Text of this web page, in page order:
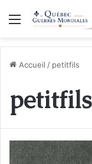
Menu
Accueil / petitfils
petitfils